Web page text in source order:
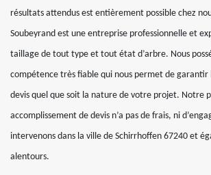
résultats attendus est entièrement possible chez
Soubeyrand est une entreprise professionnelle et
taillage de tout type et tout état d’arbre. Nous
compétence très fiable qui nous permet de
devis quel que soit la nature de votre projet. Notre
accomplissement de devis n’a pas de frais, ni
intervenons dans la ville de Schirrhoffen 67240 et
alentours.